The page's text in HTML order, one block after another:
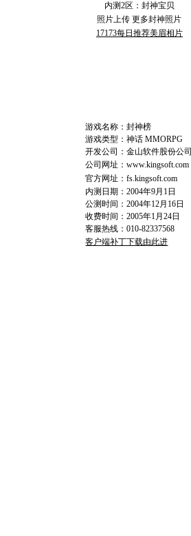
内测2区：封神宝贝
照片上传 更多封神照片
17173每日推荐美眉相片
游戏名称：封神榜
游戏类型：神话 MMORPG
开发公司：金山软件股份公司
公司网址：www.kingsoft.com
官方网址：fs.kingsoft.com
内测日期：2004年9月1日
公测时间：2004年12月16日
收费时间：2005年1月24日
客服热线：010-82337568
客户端补丁下载由此进